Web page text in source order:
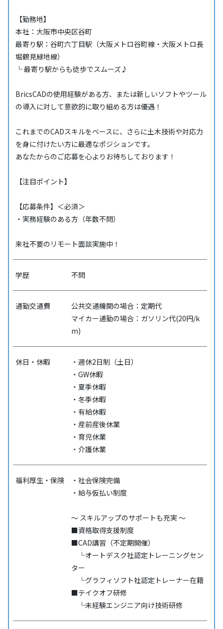
【勤務地】
本社：大阪市中央区谷町
最寄り駅：谷町六丁目駅（大阪メトロ谷町線・大阪メトロ長
堀鶴見緑地線）
└ 最寄り駅からも徒歩でスムーズ♪
BricsCADの使用経験がある方、または新しいソフトやツール
の導入に対して意欲的に取り組める方は優遇！
これまでのCADスキルをベースに、さらに土木技術や対応力
を身に付けたい方に最適なポジションです。
あなたからのご応募を心よりお待ちしております！
【注目ポイント】
【応募条件】＜必須＞
・実務経験のある方（年数不問）
来社不要のリモート面談実施中！
学歴 不問
通勤交通費
公共交通機関の場合：定期代
マイカー通勤の場合：ガソリン代(20円/k
m)
休日・休暇
・週休2日制（土日）
・GW休暇
・夏季休暇
・冬季休暇
・有給休暇
・産前産後休業
・育児休業
・介護休業
福利厚生・保険
・社会保険完備
・給与仮払い制度
～ スキルアップのサポートも充実 ～
■資格取得支援制度
■CAD講習（不定期開催）
└オートデスク社認定トレーニングセン
ター
└グラフィソフト社認定トレーナー在籍
■テイクオフ研修
└未経験エンジニア向け技術研修